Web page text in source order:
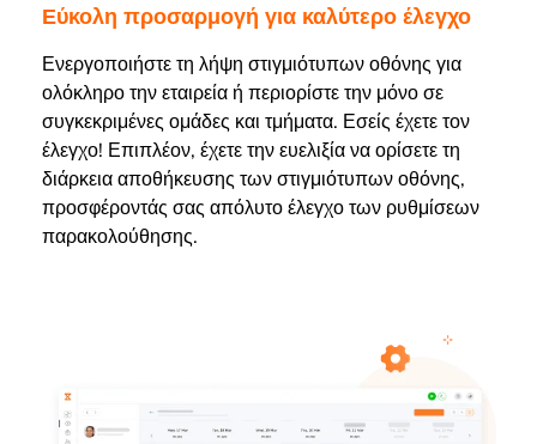
Εύκολη προσαρμογή για καλύτερο έλεγχο
Ενεργοποιήστε τη λήψη στιγμιότυπων οθόνης για
ολόκληρο την εταιρεία ή περιορίστε την μόνο σε
συγκεκριμένες ομάδες και τμήματα. Εσείς έχετε τον
έλεγχο! Επιπλέον, έχετε την ευελιξία να ορίσετε τη
διάρκεια αποθήκευσης των στιγμιότυπων οθόνης,
προσφέροντάς σας απόλυτο έλεγχο των ρυθμίσεων
παρακολούθησης.